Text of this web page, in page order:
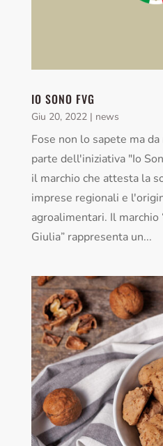
IO SONO FVG
Giu 20, 2022| news
Fose non lo sapete ma
parte dell'iniziativa "Io
il marchio che attesta la
imprese regionali e
agroalimentari. Il marchio
Giulia” rappresenta un...